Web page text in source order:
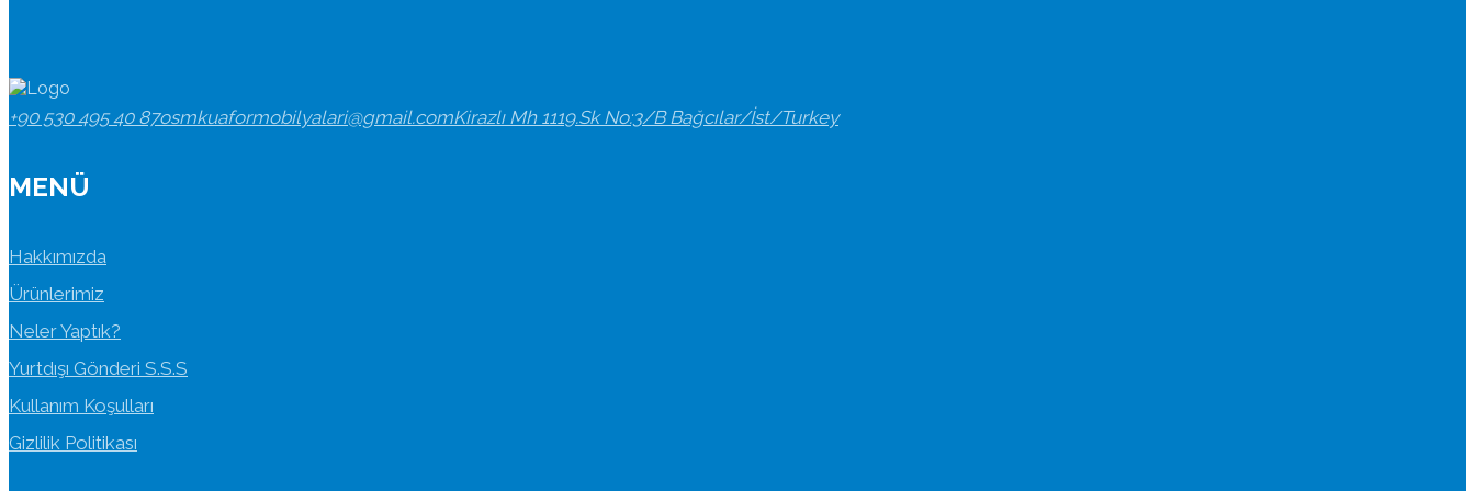
+90 530 495 40 87osmkuaformobilyalari@gmail.comKirazlı Mh 1119.Sk No:3/B Bağcılar/İst/Turkey
MENÜ
Hakkımızda
Ürünlerimiz
Neler Yaptık?
Yurtdışı Gönderi S.S.S
Kullanım Koşulları
Gizlilik Politikası